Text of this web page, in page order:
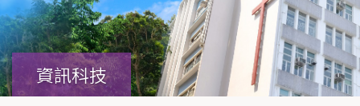
資訊科技